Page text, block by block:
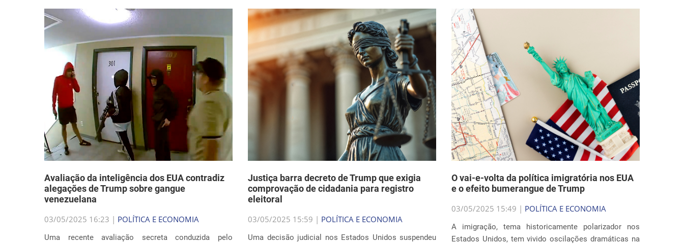
Avaliação da inteligência dos EUA contradiz
alegações de Trump sobre gangue
venezuelana
03/05/2025 16:23 | POLÍTICA E ECONOMIA
Uma recente avaliação secreta conduzida pelo
Justiça barra decreto de Trump que exigia
comprovação de cidadania para registro
eleitoral
03/05/2025 15:59 | POLÍTICA E ECONOMIA
Uma decisão judicial nos Estados Unidos suspendeu
O vai-e-volta da política imigratória nos EUA
e o efeito bumerangue de Trump
03/05/2025 15:49 | POLÍTICA E ECONOMIA
A imigração, tema historicamente polarizador nos
Estados Unidos, tem vivido oscilações dramáticas na